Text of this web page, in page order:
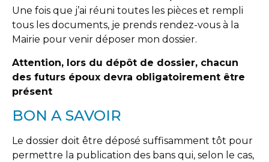
Une fois que j’ai réuni toutes les pièces et rempli
tous les documents, je prends rendez-vous à la
Mairie pour venir déposer mon dossier.
Attention, lors du dépôt de dossier, chacun
des futurs époux devra obligatoirement être
présent
BON A SAVOIR
Le dossier doit être déposé suffisamment tôt pour
permettre la publication des bans qui, selon le cas,